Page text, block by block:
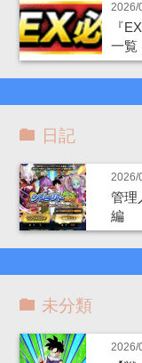
2026/
『
一覧
日記
2026/
管理
編
未分類
2026/